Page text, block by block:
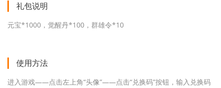
礼包说明
元宝*1000，觉醒丹*100，群雄令*10
使用方法
进入游戏——点击左上角“头像”——点击“兑换码”按钮，输入兑换码